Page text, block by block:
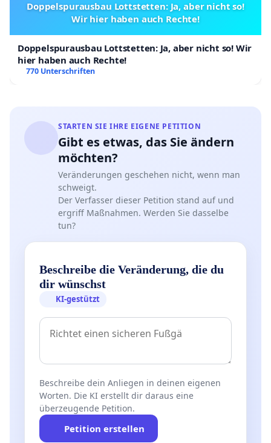
Doppelspurausbau Lottstetten: Ja, aber nicht so!
Wir hier haben auch Rechte!
Doppelspurausbau Lottstetten: Ja, aber nicht so! Wir
hier haben auch Rechte!
770 Unterschriften
STARTEN SIE IHRE EIGENE PETITION
Gibt es etwas, das Sie ändern
möchten?
Veränderungen geschehen nicht, wenn man
schweigt.
Der Verfasser dieser Petition stand auf und
ergriff Maßnahmen. Werden Sie dasselbe
tun?
Beschreibe die Veränderung, die du
dir wünschst
KI-gestützt
Beschreibe dein Anliegen in deinen eigenen
Worten. Die KI erstellt dir daraus eine
überzeugende Petition.
Petition erstellen